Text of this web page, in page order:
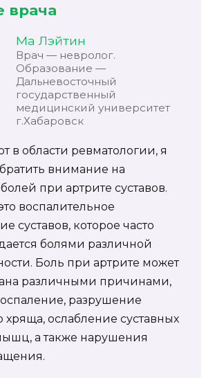
врача
Ма Лэйтин
Врач — невролог.
Образование —
Дальневосточный
государственный
медицинский университет
г.Хабаровск
в области ревматологии, я
внимание на
при артрите суставов.
воспалительное
суставов, которое часто
болями различной
Боль при артрите может
различными причинами,
разрушение
хряща, ослабление суставных
а также нарушения